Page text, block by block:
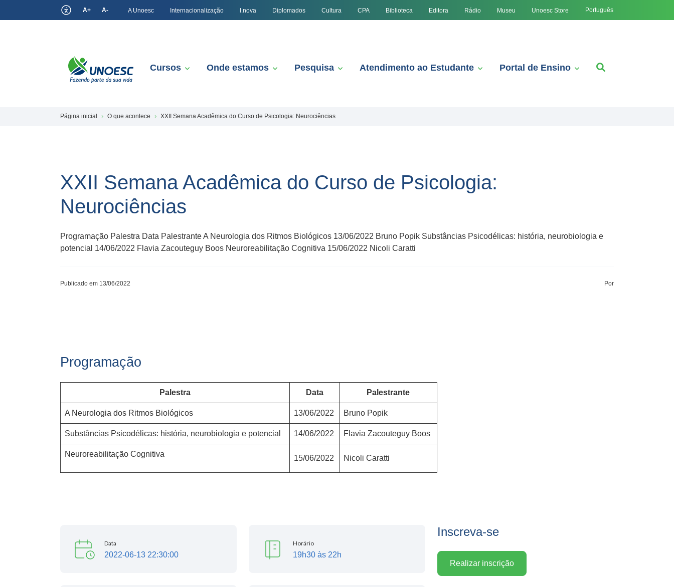
A+ A- A Unoesc Internacionalização I.nova Diplomados Cultura CPA Biblioteca Editora Rádio Museu Unoesc Store Português
Cursos Onde estamos Pesquisa Atendimento ao Estudante Portal de Ensino
Página inicial O que acontece XXII Semana Acadêmica do Curso de Psicologia: Neurociências
XXII Semana Acadêmica do Curso de Psicologia:
Neurociências
Programação Palestra Data Palestrante A Neurologia dos Ritmos Biológicos 13/06/2022 Bruno Popik Substâncias Psicodélicas: história, neurobiologia e
potencial 14/06/2022 Flavia Zacouteguy Boos Neuroreabilitação Cognitiva 15/06/2022 Nicoli Caratti
Publicado em 13/06/2022 Por
Programação
Palestra Data Palestrante
A Neurologia dos Ritmos Biológicos 13/06/2022 Bruno Popik
Substâncias Psicodélicas: história, neurobiologia e potencial 14/06/2022 Flavia Zacouteguy Boos
Neuroreabilitação Cognitiva 15/06/2022 Nicoli Caratti
Data
2022-06-13 22:30:00
Horário
19h30 às 22h
Inscreva-se
Realizar inscrição